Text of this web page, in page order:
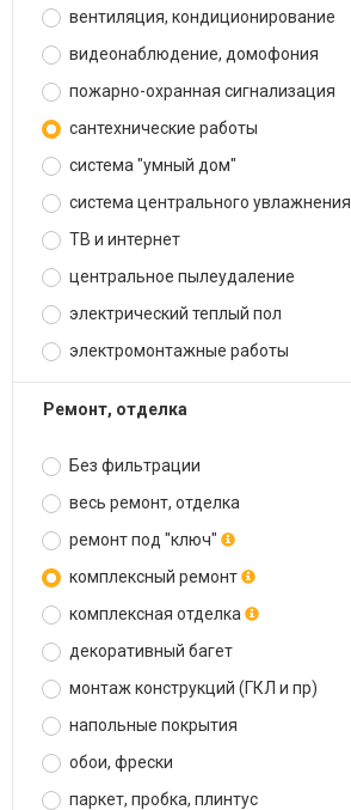
вентиляция, кондиционирование
видеонаблюдение, домофония
пожарно-охранная сигнализация
сантехнические работы
система "умный дом"
система центрального увлажнения
ТВ и интернет
центральное пылеудаление
электрический теплый пол
электромонтажные работы
ремонт, отделка
Без фильтрации
весь ремонт, отделка
ремонт под "ключ"
комплексный ремонт
комплексная отделка
декоративный багет
монтаж конструкций (ГКЛ и пр)
напольные покрытия
обои, фрески
паркет, пробка, плинтус